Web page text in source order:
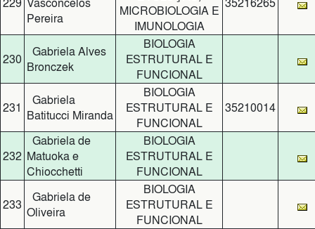
Pereira
MICROBIOLOGIA E
IMUNOLOGIA
230
Gabriela Alves
Bronczek
BIOLOGIA
ESTRUTURAL E
FUNCIONAL
231
Gabriela
Batitucci Miranda
BIOLOGIA
ESTRUTURAL E
FUNCIONAL
35210014
232
Gabriela de
Matuoka e
Chiocchetti
BIOLOGIA
ESTRUTURAL E
FUNCIONAL
233
Gabriela de
Oliveira
BIOLOGIA
ESTRUTURAL E
FUNCIONAL